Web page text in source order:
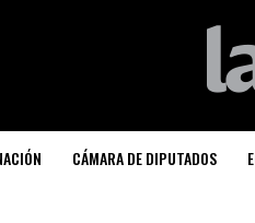
CÁMARA DE DIPUTADOS